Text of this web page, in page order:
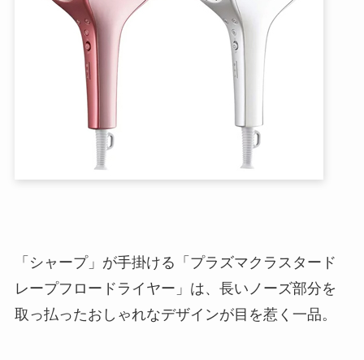
「シャープ」が手掛ける「プラズマクラスタード
レープフロードライヤー」は、長いノーズ部分を
取っ払ったおしゃれなデザインが目を惹く一品。